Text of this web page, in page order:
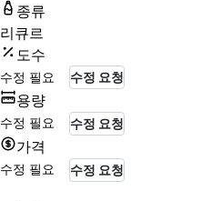
종류
리큐르
도수
수정 필요 수정 요청
용량
수정 필요 수정 요청
가격
수정 필요 수정 요청